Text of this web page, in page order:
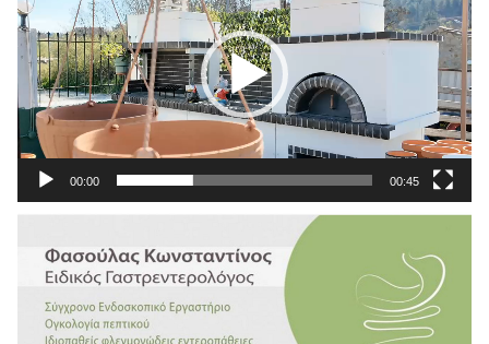
Βίντεο
00:00 00:45